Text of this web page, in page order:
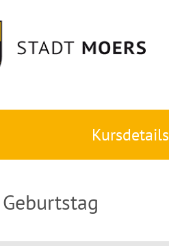
Kursdetails